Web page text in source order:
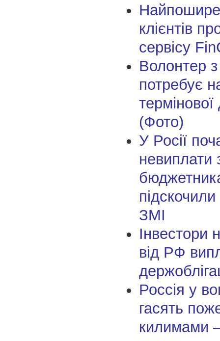
клієнтів
сервісу
Волонтер
потребує
(Фото)
У Росії
невиплати
ЗМІ
Інвестори
від РФ
Россія у
гасять
килимами